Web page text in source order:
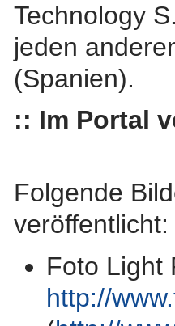
Technology
jeden
(Spanien).
:: Im Portal
Folgende
veröffentlicht:
Foto Light
http://